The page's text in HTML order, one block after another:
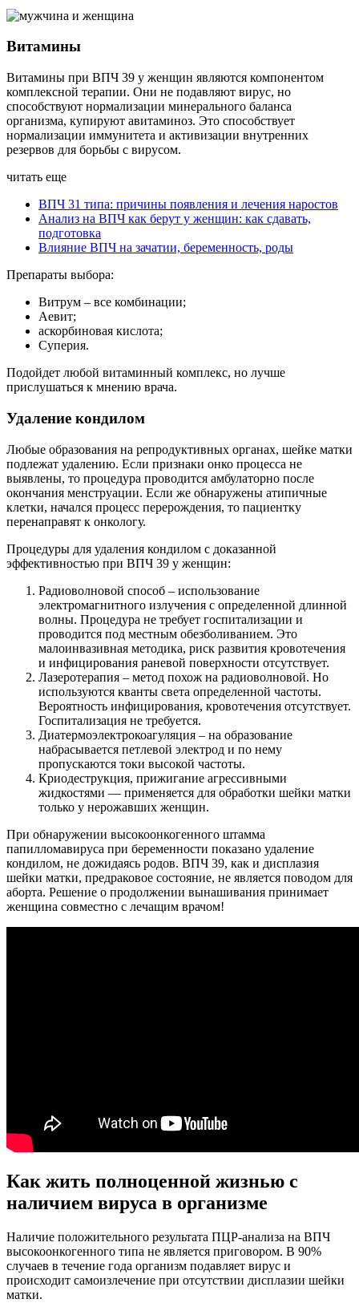
Витамины
Витамины при ВПЧ 39 у женщин являются компонентом
комплексной терапии. Они не подавляют вирус, но
способствуют нормализации минерального баланса
организма, купируют авитаминоз. Это способствует
нормализации иммунитета и активизации внутренних
резервов для борьбы с вирусом.
читать еще
ВПЧ 31 типа: причины появления и лечения наростов
Анализ на ВПЧ как берут у женщин: как сдавать,
подготовка
Влияние ВПЧ на зачатии, беременность, роды
Препараты выбора:
Витрум – все комбинации;
Аевит;
аскорбиновая кислота;
Суперия.
Подойдет любой витаминный комплекс, но лучше
прислушаться к мнению врача.
Удаление кондилом
Любые образования на репродуктивных органах, шейке матки
подлежат удалению. Если признаки онко процесса не
выявлены, то процедура проводится амбулаторно после
окончания менструации. Если же обнаружены атипичные
клетки, начался процесс перерождения, то пациентку
перенаправят к онкологу.
Процедуры для удаления кондилом с доказанной
эффективностью при ВПЧ 39 у женщин:
Радиоволновой способ – использование
электромагнитного излучения с определенной длинной
волны. Процедура не требует госпитализации и
проводится под местным обезболиванием. Это
малоинвазивная методика, риск развития кровотечения
и инфицирования раневой поверхности отсутствует.
Лазеротерапия – метод похож на радиоволновой. Но
используются кванты света определенной частоты.
Вероятность инфицирования, кровотечения отсутствует.
Госпитализация не требуется.
Диатермоэлектрокоагуляция – на образование
набрасывается петлевой электрод и по нему
пропускаются токи высокой частоты.
Криодеструкция, прижигание агрессивными
жидкостями — применяется для обработки шейки матки
только у нерожавших женщин.
При обнаружении высокоонкогенного штамма
папилломавируса при беременности показано удаление
кондилом, не дожидаясь родов. ВПЧ 39, как и дисплазия
шейки матки, предраковое состояние, не является поводом для
аборта. Решение о продолжении вынашивания принимает
женщина совместно с лечащим врачом!
Как жить полноценной жизнью с
наличием вируса в организме
Наличие положительного результата ПЦР-анализа на ВПЧ
высокоонкогенного типа не является приговором. В 90%
случаев в течение года организм подавляет вирус и
происходит самоизлечение при отсутствии дисплазии шейки
матки.